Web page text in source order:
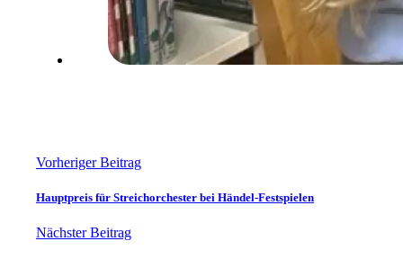
Vorheriger Beitrag
Hauptpreis für Streichorchester bei Händel-Festspielen
Nächster Beitrag